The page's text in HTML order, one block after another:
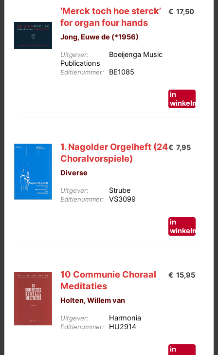
‘Merck toch hoe sterck’
for organ four hands
Jong, Euwe de (*1956)
Uitgever:
Boeijenga Music
Publications
Editienummer: BE1085
€ 17,50
in
winkelmand
1. Nagolder Orgelheft (24
Choralvorspiele)
Diverse
Uitgever: Strube
Editienummer: VS3099
€ 7,95
in
winkelmand
10 Communie Choraal
Meditaties
Holten, Willem van
Uitgever: Harmonia
Editienummer: HU2914
€ 15,95
in